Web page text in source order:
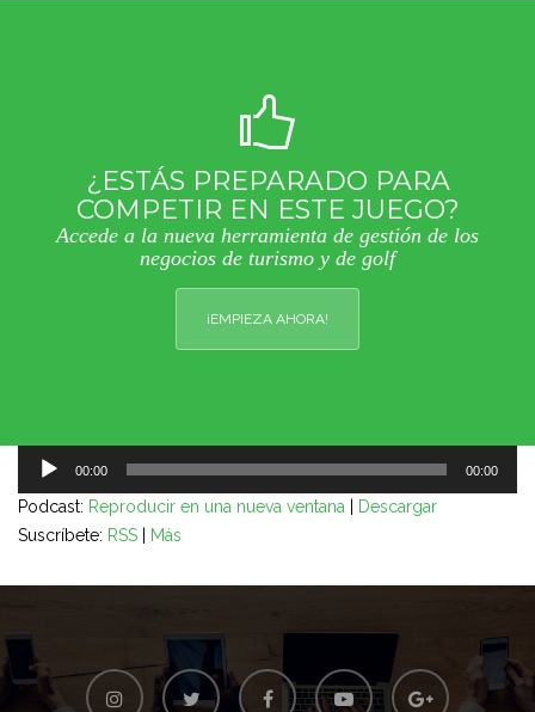
¿ESTÁS PREPARADO PARA
COMPETIR EN ESTE JUEGO?
Accede a la nueva herramienta de gestión de los
negocios de turismo y de golf
¡EMPIEZA AHORA!
Reproductor
audio
00:00 00:00
Podcast: Reproducir en una nueva ventana
Descargar
Suscríbete: RSS Más